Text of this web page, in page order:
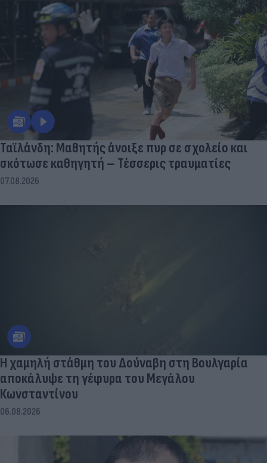
Ταϊλάνδη: Μαθητής άνοιξε πυρ σε σχολείο και
σκότωσε καθηγητή – Τέσσερις τραυματίες
07.08.2026
Η χαμηλή στάθμη του Δούναβη στη Βουλγαρία
αποκάλυψε τη γέφυρα του Μεγάλου
Κωνσταντίνου
06.08.2026